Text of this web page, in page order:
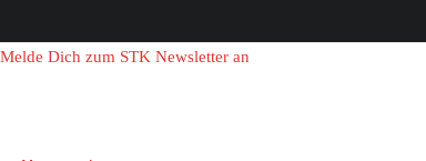
Melde Dich zum STK Newsletter an